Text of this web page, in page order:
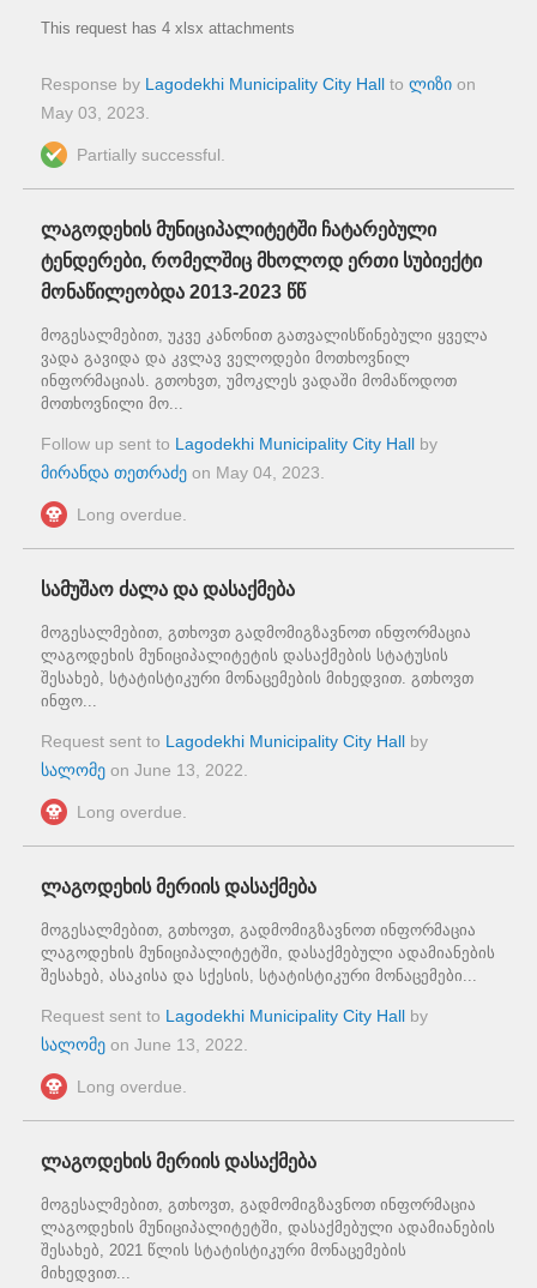
This request has 4 xlsx attachments
Response by Lagodekhi Municipality City Hall to ლიზი on
May 03, 2023.
Partially successful.
ლაგოდეხის მუნიციპალიტეტში ჩატარებული
ტენდერები, რომელშიც მხოლოდ ერთი სუბიექტი
მონაწილეობდა 2013-2023 წწ
მოგესალმებით, უკვე კანონით გათვალისწინებული ყველა
ვადა გავიდა და კვლავ ველოდები მოთხოვნილ
ინფორმაციას. გთოხვთ, უმოკლეს ვადაში მომაწოდოთ
მოთხოვნილი მო...
Follow up sent to Lagodekhi Municipality City Hall by
მირანდა თეთრაძე on May 04, 2023.
Long overdue.
სამუშაო ძალა და დასაქმება
მოგესალმებით, გთხოვთ გადმომიგზავნოთ ინფორმაცია
ლაგოდეხის მუნიციპალიტეტის დასაქმების სტატუსის
შესახებ, სტატისტიკური მონაცემების მიხედვით. გთხოვთ
ინფო...
Request sent to Lagodekhi Municipality City Hall by
სალომე on June 13, 2022.
Long overdue.
ლაგოდეხის მერიის დასაქმება
მოგესალმებით, გთხოვთ, გადმომიგზავნოთ ინფორმაცია
ლაგოდეხის მუნიციპალიტეტში, დასაქმებული ადამიანების
შესახებ, ასაკისა და სქესის, სტატისტიკური მონაცემები...
Request sent to Lagodekhi Municipality City Hall by
სალომე on June 13, 2022.
Long overdue.
ლაგოდეხის მერიის დასაქმება
მოგესალმებით, გთხოვთ, გადმომიგზავნოთ ინფორმაცია
ლაგოდეხის მუნიციპალიტეტში, დასაქმებული ადამიანების
შესახებ, 2021 წლის სტატისტიკური მონაცემების
მიხედვით...